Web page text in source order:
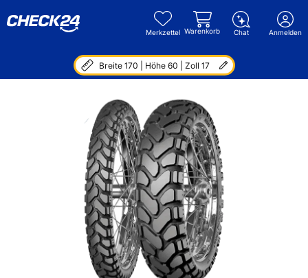
Merkzettel Warenkorb Chat Anmelden
Breite 170 | Höhe 60 | Zoll 17